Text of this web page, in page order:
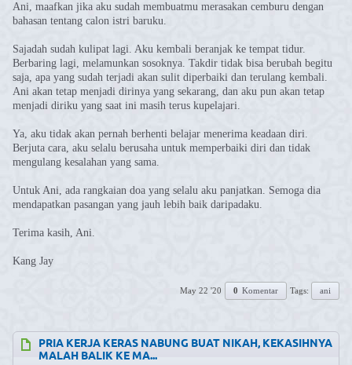
Ani, maafkan jika aku sudah membuatmu merasakan cemburu dengan
bahasan tentang calon istri baruku.
Sajadah sudah kulipat lagi. Aku kembali beranjak ke tempat tidur.
Berbaring lagi, melamunkan sosoknya. Takdir tidak bisa berubah begitu
saja, apa yang sudah terjadi akan sulit diperbaiki dan terulang kembali.
Ani akan tetap menjadi dirinya yang sekarang, dan aku pun akan tetap
menjadi diriku yang saat ini masih terus kupelajari.
Ya, aku tidak akan pernah berhenti belajar menerima keadaan diri.
Berjuta cara, aku selalu berusaha untuk memperbaiki diri dan tidak
mengulang kesalahan yang sama.
Untuk Ani, ada rangkaian doa yang selalu aku panjatkan. Semoga dia
mendapatkan pasangan yang jauh lebih baik daripadaku.
Terima kasih, Ani.
Kang Jay
May 22 '20 0 Komentar Tags: ani
⁣PRIA KERJA KERAS NABUNG BUAT NIKAH, KEKASIHNYA
MALAH BALIK KE MA...